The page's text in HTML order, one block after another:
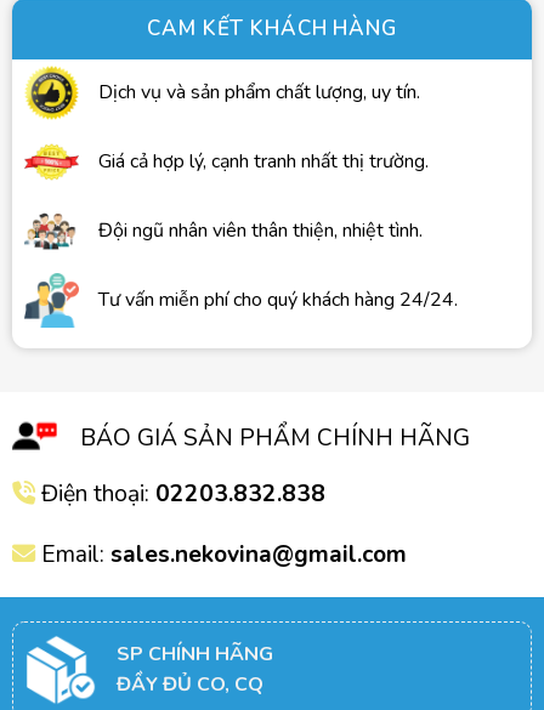
CAM KẾT KHÁCH HÀNG
Dịch vụ và sản phẩm chất lượng, uy tín.
Giá cả hợp lý, cạnh tranh nhất thị trường.
Đội ngũ nhân viên thân thiện, nhiệt tình.
Tư vấn miễn phí cho quý khách hàng 24/24.
BÁO GIÁ SẢN PHẨM CHÍNH HÃNG
Điện thoại: 02203.832.838
Email: sales.nekovina@gmail.com
SP CHÍNH HÃNG
ĐẦY ĐỦ CO, CQ